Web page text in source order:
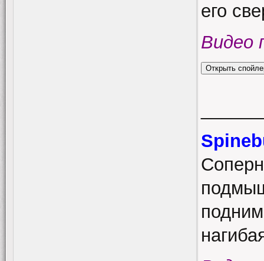
его
Видео